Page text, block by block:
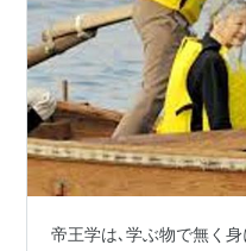
帝王学は､学ぶ物で無く